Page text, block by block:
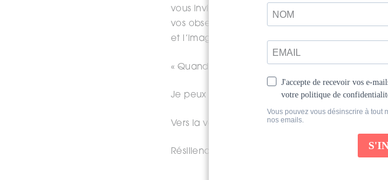
vous invite à prendre un stylo, à trouver un
vos observations, vos rêves, vos frustrations…
et l’imagination fera le reste.
« Quand je relâche le passé
Je peux marcher calmement
Vers la vérité de mon futur. »
Résilience